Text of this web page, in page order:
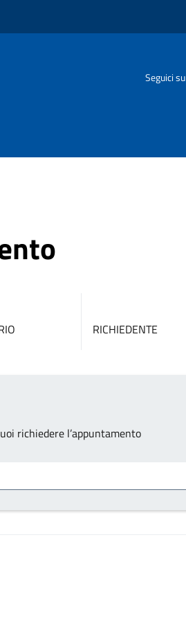
Seguici su
RICHIEDENTE
richiedere l’appuntamento